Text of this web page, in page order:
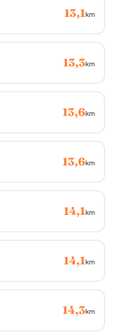
13,1km
13,3km
13,6km
13,6km
14,1km
14,1km
14,3km